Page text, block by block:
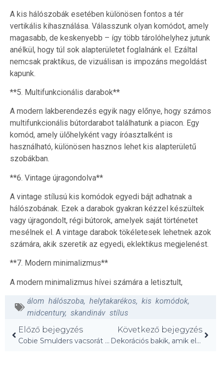
A kis hálószobák esetében különösen fontos a tér
vertikális kihasználása. Válasszunk olyan komódot, amely
magasabb, de keskenyebb – így több tárolóhelyhez jutunk
anélkül, hogy túl sok alapterületet foglalnánk el. Ezáltal
nemcsak praktikus, de vizuálisan is impozáns megoldást
kapunk.
**5. Multifunkcionális darabok**
A modern lakberendezés egyik nagy előnye, hogy számos
multifunkcionális bútordarabot találhatunk a piacon. Egy
komód, amely ülőhelyként vagy íróasztalként is
használható, különösen hasznos lehet kis alapterületű
szobákban.
**6. Vintage újragondolva**
A vintage stílusú kis komódok egyedi bájt adhatnak a
hálószobának. Ezek a darabok gyakran kézzel készültek
vagy újragondolt, régi bútorok, amelyek saját történetet
mesélnek el. A vintage darabok tökéletesek lehetnek azok
számára, akik szeretik az egyedi, eklektikus megjelenést.
**7. Modern minimalizmus**
A modern minimalizmus hívei számára a letisztult,
álom hálószoba, helytakarékos, kis komódok,
midcentury, skandináv stílus
Előző bejegyzés
Cobie Smulders vacsorát szervez 27 főnek kanadai kabinjában!
Következő bejegyzés
Dekorációs bakik, amik elavulttá teszik otthonod!